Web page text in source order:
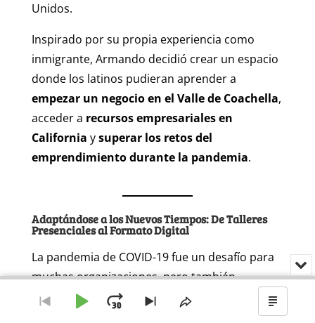
Unidos.
Inspirado por su propia experiencia como
inmigrante, Armando decidió crear un espacio
donde los latinos pudieran aprender a
empezar un negocio en el Valle de Coachella,
acceder a recursos empresariales en
California ysuperar los retos del
emprendimiento durante la pandemia.
Adaptándose a los Nuevos Tiempos: De Talleres
Presenciales al Formato Digital
La pandemia de COVID-19 fue un desafío para
muchas organizaciones, pero también
representó una oportunidad para
Audio
Ir
Reproducir
Avanzar
SaltarCompartir
o